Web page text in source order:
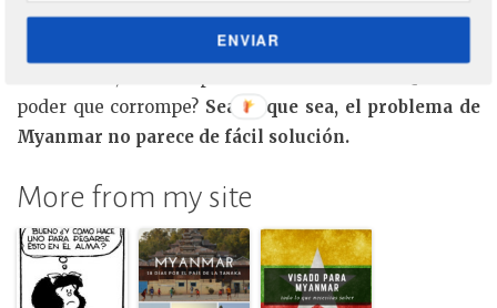
alguien tan comprometido haber cambiado de idea?
¿Será que la democracia por la que luchó, su
poder que corrompe? Sea lo que sea, el problema de
Myanmar no parece de fácil solución.
More from my site
ENVIAR